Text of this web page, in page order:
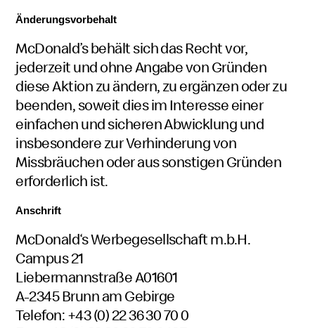
Änderungsvorbehalt
McDonald’s behält sich das Recht vor,
jederzeit und ohne Angabe von Gründen
diese Aktion zu ändern, zu ergänzen oder zu
beenden, soweit dies im Interesse einer
einfachen und sicheren Abwicklung und
insbesondere zur Verhinderung von
Missbräuchen oder aus sonstigen Gründen
erforderlich ist.
Anschrift
McDonald‘s Werbegesellschaft m.b.H.
Campus 21
Liebermannstraße A01601
A-2345 Brunn am Gebirge
Telefon: +43 (0) 22 36 30 70 0